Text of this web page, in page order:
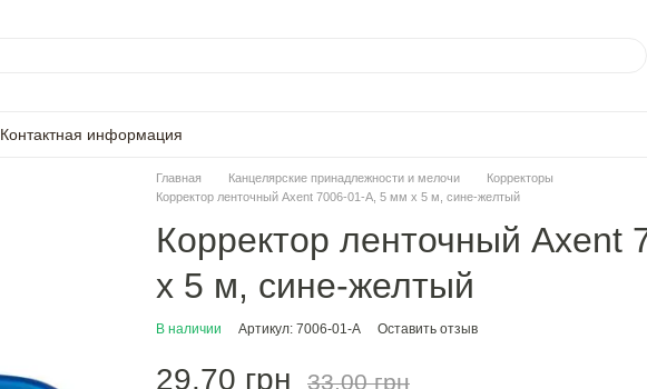
Контактная информация
Главная Канцелярские принадлежности и мелочи
Корректоры
Корректор ленточный Axent 7006-01-A, 5 мм х 5 м, сине-желтый
Корректор ленточный Axent
х 5 м, сине-желтый
В наличии Артикул: 7006-01-A Оставить отзыв
29.70 грн 33.00 грн